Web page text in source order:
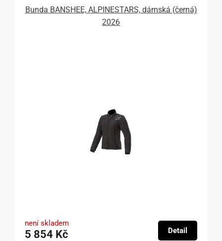
Bunda BANSHEE, ALPINESTARS, dámská (černá)
2026
není skladem
5 854 Kč Detail